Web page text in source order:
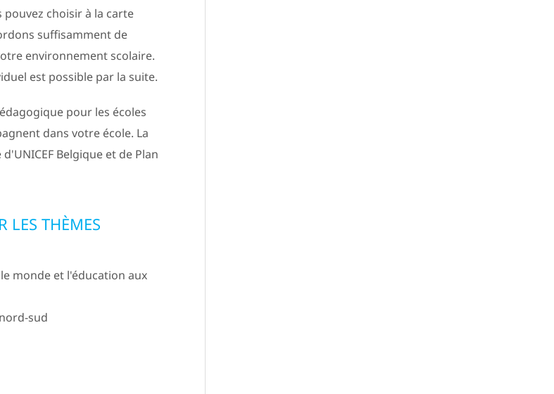
pouvez choisir à la carte
suffisamment de
environnement scolaire.
est possible par la suite.
pour les écoles
dans votre école. La
Belgique et de Plan
LES THÈMES
monde et l'éducation aux
sud